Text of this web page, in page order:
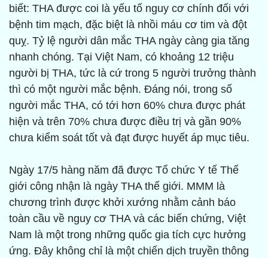
biết: THA được coi là yếu tố nguy cơ chính đối với
bệnh tim mạch, đặc biệt là nhồi máu cơ tim và đột
quỵ. Tỷ lệ người dân mắc THA ngày càng gia tăng
nhanh chóng. Tại Việt Nam, có khoảng 12 triệu
người bị THA, tức là cứ trong 5 người trưởng thành
thì có một người mắc bệnh. Đáng nói, trong số
người mắc THA, có tới hơn 60% chưa được phát
hiện và trên 70% chưa được điều trị và gần 90%
chưa kiểm soát tốt và đạt được huyết áp mục tiêu.
Ngày 17/5 hàng năm đã được Tổ chức Y tế Thế
giới công nhận là ngày THA thế giới. MMM là
chương trình được khởi xướng nhằm cảnh báo
toàn cầu về nguy cơ THA và các biến chứng, Việt
Nam là một trong những quốc gia tích cực hưởng
ứng. Đây không chỉ là một chiến dịch truyền thông